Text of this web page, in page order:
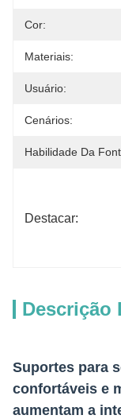
Cor:
Materiais:
Usuário:
Cenários:
Habilidade Da
Destacar:
Descrição
Suportes para
confortáveis e
aumentam a